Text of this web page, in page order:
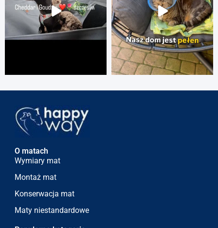
O matach
Wymiary mat
Montaż mat
Konserwacja mat
Maty niestandardowe